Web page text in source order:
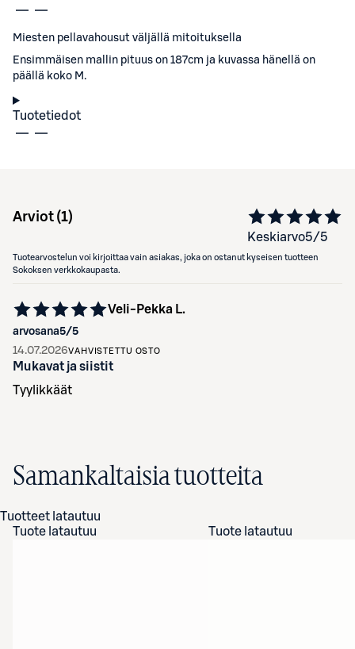
Miesten pellavahousut väljällä mitoituksella
Ensimmäisen mallin pituus on 187cm ja kuvassa hänellä on
päällä koko M.
Tuotetiedot
Arviot (1)
Keskiarvo5/5
Tuotearvostelun voi kirjoittaa vain asiakas, joka on ostanut kyseisen tuotteen
Sokoksen verkkokaupasta.
arvosana5/5
Veli-Pekka L.
14.07.2026VAHVISTETTU OSTO
Mukavat ja siistit
Tyylikkäät
Samankaltaisia tuotteita
Tuotteet latautuu
Tuote latautuu
Tuote latautuu